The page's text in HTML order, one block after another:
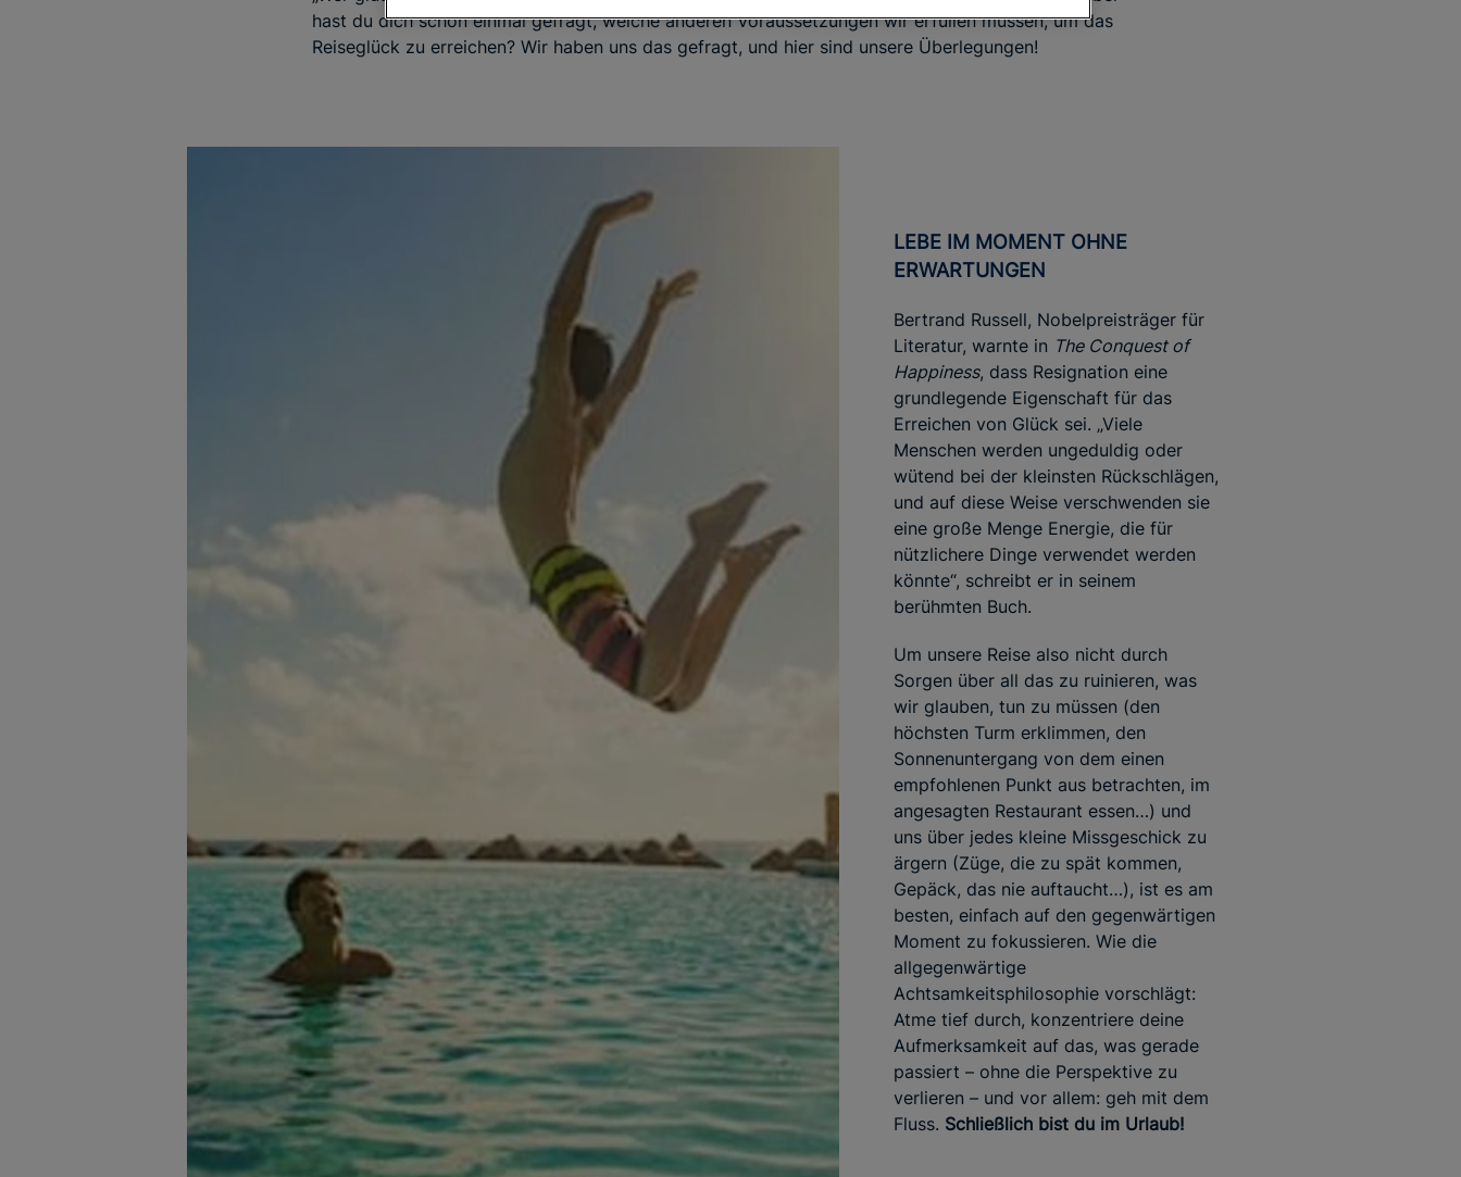
hast du dich schon einmal gefragt, welche anderen Voraussetzungen wir erfüllen müssen, um das
Reiseglück zu erreichen? Wir haben uns das gefragt, und hier sind unsere Überlegungen!
LEBE IM MOMENT OHNE
ERWARTUNGEN
Bertrand Russell, Nobelpreisträger für
Literatur, warnte in The Conquest of
Happiness, dass Resignation eine
grundlegende Eigenschaft für das
Erreichen von Glück sei. „Viele
Menschen werden ungeduldig oder
wütend bei der kleinsten Rückschlägen,
und auf diese Weise verschwenden sie
eine große Menge Energie, die für
nützlichere Dinge verwendet werden
könnte“, schreibt er in seinem
berühmten Buch.
Um unsere Reise also nicht durch
Sorgen über all das zu ruinieren, was
wir glauben, tun zu müssen (den
höchsten Turm erklimmen, den
Sonnenuntergang von dem einen
empfohlenen Punkt aus betrachten, im
angesagten Restaurant essen…) und
uns über jedes kleine Missgeschick zu
ärgern (Züge, die zu spät kommen,
Gepäck, das nie auftaucht…), ist es am
besten, einfach auf den gegenwärtigen
Moment zu fokussieren. Wie die
allgegenwärtige
Achtsamkeitsphilosophie vorschlägt:
Atme tief durch, konzentriere deine
Aufmerksamkeit auf das, was gerade
passiert – ohne die Perspektive zu
verlieren – und vor allem: geh mit dem
Fluss. Schließlich bist du im Urlaub!